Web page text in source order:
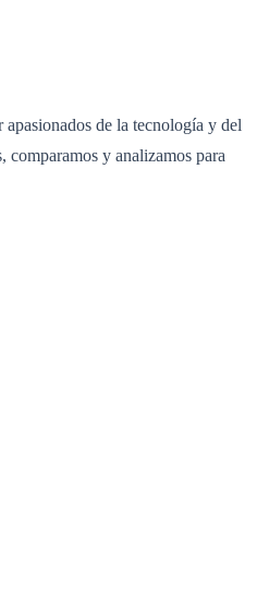
de la tecnología y del
comparamos y analizamos para